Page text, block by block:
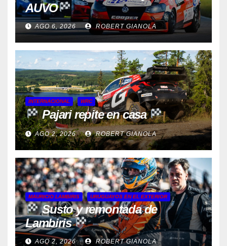
AUVO
AGO 6, 2026 ROBERT GIANOLA
INTERNACIONAL WRC
Pajari repite en casa
AGO 2, 2026 ROBERT GIANOLA
MAURICIO LAMBIRIS URUGUAYOS EN EL EXTERIOR
Susto y remontada de
Lambiris
AGO 2, 2026 ROBERT GIANOLA